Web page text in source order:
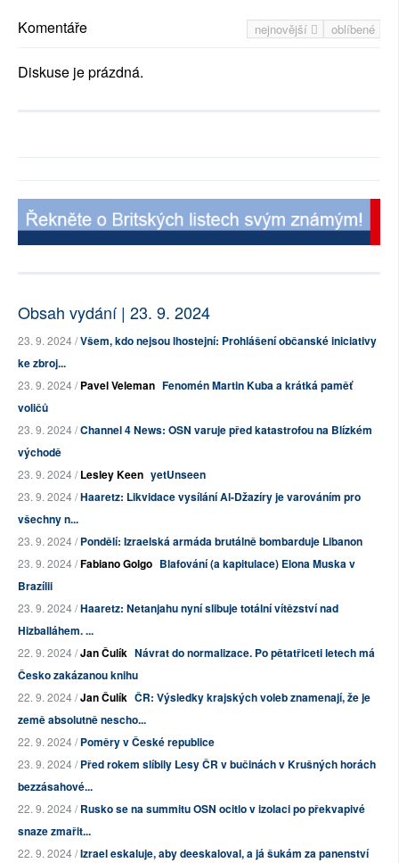
nejnovější oblíbené
Komentáře
Diskuse je prázdná.
Obsah vydání | 23. 9. 2024
23. 9. 2024 /Všem, kdo nejsou lhostejní: Prohlášení občanské iniciativy
ke zbroj...
23. 9. 2024 /Pavel Veleman Fenomén Martin Kuba a krátká paměť
voličů
23. 9. 2024 /Channel 4 News: OSN varuje před katastrofou na Blízkém
východě
23. 9. 2024 /Lesley Keen yetUnseen
23. 9. 2024 /Haaretz: Likvidace vysílání Al-Džazíry je varováním pro
všechny n...
23. 9. 2024 /Pondělí: Izraelská armáda brutálně bombarduje Libanon
23. 9. 2024 /Fabiano Golgo Blafování (a kapitulace) Elona Muska v
Brazílii
23. 9. 2024 /Haaretz: Netanjahu nyní slibuje totální vítězství nad
Hizballáhem. ...
22. 9. 2024 /Jan Čulík Návrat do normalizace. Po pětatřiceti letech má
Česko zakázanou knihu
22. 9. 2024 /Jan Čulík ČR: Výsledky krajských voleb znamenají, že je
země absolutně nescho...
22. 9. 2024 /Poměry v České republice
23. 9. 2024 /Před rokem slíbily Lesy ČR v bučinách v Krušných horách
bezzásahové...
22. 9. 2024 /Rusko se na summitu OSN ocitlo v izolaci po překvapivé
snaze zmařit...
22. 9. 2024 /Izrael eskaluje, aby deeskaloval, a já šukám za panenství